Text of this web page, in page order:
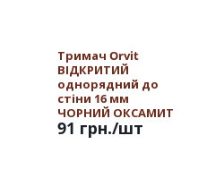
Тримач Orvit
ВІДКРИТИЙ
однорядний до
стіни 16 мм
ЧОРНИЙ ОКСАМИТ
91 грн./шт